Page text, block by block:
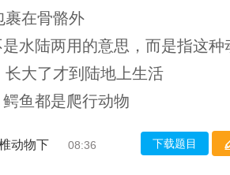
裹在骨骼外
水陆两用的意思，而是指这种
长大了才到陆地上生活
鱼都是爬行动物
动物下 08:36 下载题目